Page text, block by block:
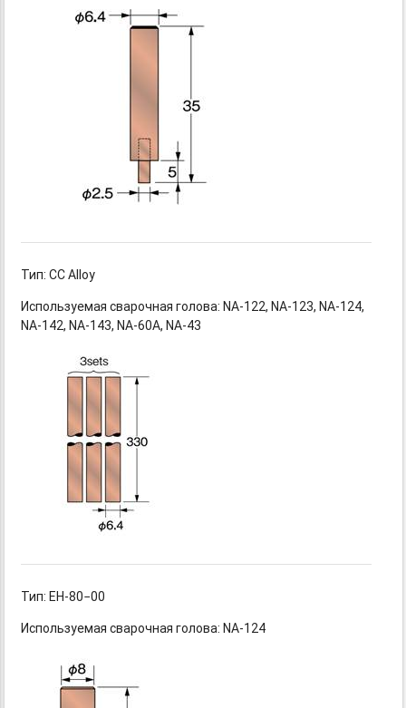
Тип: CC Alloy
Используемая сварочнаяголова: NA-122, NA-123, NA-124,
NA-142, NA-143, NA-60A, NA-43
Тип: ЕН-80−00
Используемая сварочная голова: NA-124